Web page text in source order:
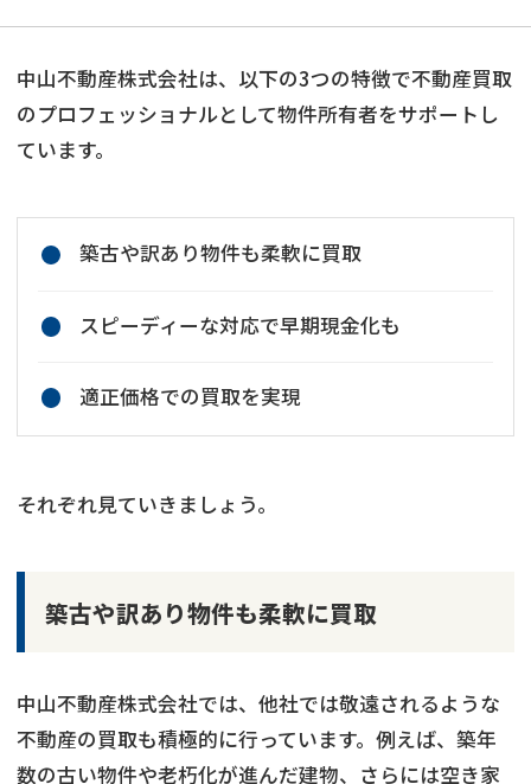
中山不動産株式会社は、以下の3つの特徴で不動産買取
のプロフェッショナルとして物件所有者をサポートし
ています。
築古や訳あり物件も柔軟に買取
スピーディーな対応で早期現金化も
適正価格での買取を実現
それぞれ見ていきましょう。
築古や訳あり物件も柔軟に買取
中山不動産株式会社では、他社では敬遠されるような
不動産の買取も積極的に行っています。例えば、築年
数の古い物件や老朽化が進んだ建物、さらには空き家